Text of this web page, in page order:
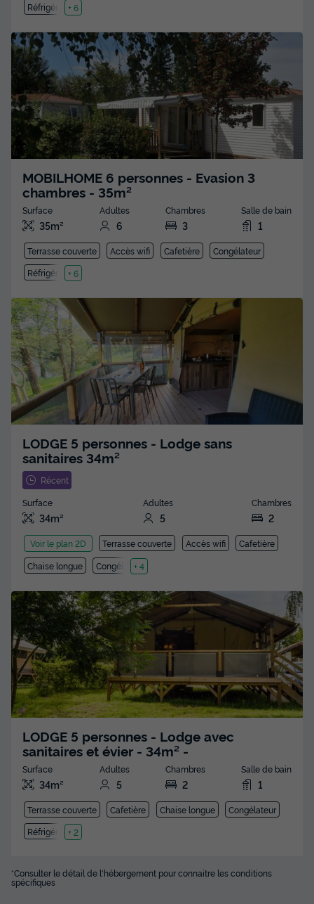
Réfrigérateur
+ 6
MOBILHOME 6 personnes - Evasion 3
chambres - 35m²
Surface
35m²
Adultes
6
Chambres
3
Salle de bain
1
Terrasse couverte Accès wifi Cafetière
Congélateur
Réfrigérateur
+ 6
LODGE 5 personnes - Lodge sans
sanitaires 34m²
Récent
Surface
34m²
Adultes
5
Chambres
2
Voir le plan 2D Terrasse couverte Accès wifi
Cafetière
Chaise longue
Congélateur
+ 4
LODGE 5 personnes - Lodge avec
sanitaires et évier - 34m² -
Surface
34m²
Adultes
5
Chambres
2
Salle de bain
1
Terrasse couverte Cafetière Chaise longue
Congélateur
Réfrigérateur
+ 2
*Consulter le détail de l'hébergement pour connaitre les conditions
spécifiques